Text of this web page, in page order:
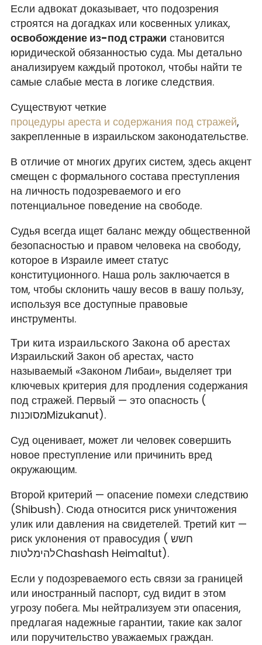
Если адвокат доказывает, что подозрения
строятся на догадках или косвенных уликах,
освобождение из-под стражи становится
юридической обязанностью суда. Мы детально
анализируем каждый протокол, чтобы найти те
самые слабые места в логике следствия.
Существуют четкие
процедуры ареста и содержания под стражей,
закрепленные в израильском законодательстве.
В отличие от многих других систем, здесь акцент
смещен с формального состава преступления
на личность подозреваемого и его
потенциальное поведение на свободе.
Судья всегда ищет баланс между общественной
безопасностью и правом человека на свободу,
которое в Израиле имеет статус
конституционного. Наша роль заключается в
том, чтобы склонить чашу весов в вашу пользу,
используя все доступные правовые
инструменты.
Три кита израильского Закона об арестах
Израильский Закон об арестах, часто
называемый «Законом Либаи», выделяет три
ключевых критерия для продления содержания
под стражей. Первый — это опасность (
מסוכנותMizukanut).
Суд оценивает, может ли человек совершить
новое преступление или причинить вред
окружающим.
Второй критерий — опасение помехи следствию
(Shibush). Сюда относится риск уничтожения
улик или давления на свидетелей. Третий кит —
риск уклонения от правосудия ( חשש
להימלטותChashash Heimaltut).
Если у подозреваемого есть связи за границей
или иностранный паспорт, суд видит в этом
угрозу побега. Мы нейтрализуем эти опасения,
предлагая надежные гарантии, такие как залог
или поручительство уважаемых граждан.